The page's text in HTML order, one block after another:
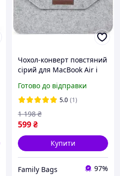
Чохол-конверт повстяний
сірий для MacBook Air і
повсті на Макбук Аїр і
Про
Готово до відправки
5.0 (1)
599₴
1 198 ₴
Купити
Family Bags 97%